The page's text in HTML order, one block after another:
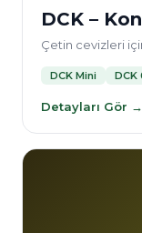
DCK –
Çetin cevizleri
DCK Mini DCK
Detayları Gör →